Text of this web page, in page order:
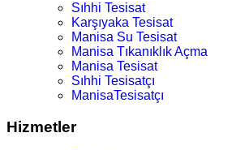
Sıhhi Tesisat
Karşıyaka Tesisat
Manisa Su Tesisat
Manisa Tıkanıklık Açma
Manisa Tesisat
Sıhhi Tesisatçı
ManisaTesisatçı
Hizmetler